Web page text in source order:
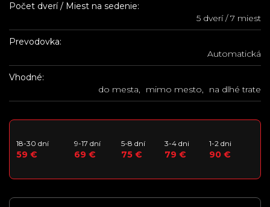
Počet dverí / Miest na sedenie:
5 dverí / 7 miest
Prevodovka:
Automatická
Vhodné:
do mesta
mimo mesto na dlhé trate
18-30 dní 9-17 dní 5-8 dní 3-4 dni 1-2 dni
59 € 69 € 75 € 79 € 90 €